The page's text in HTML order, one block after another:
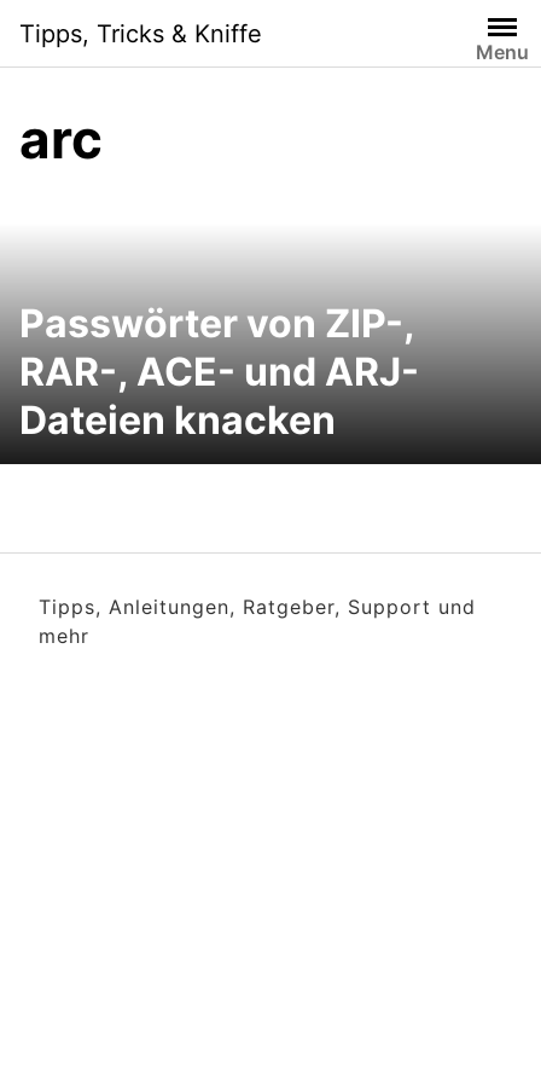
content
Tipps, Tricks & Kniffe
Menu
arc
Passwörter von ZIP-,
RAR-, ACE- und ARJ-
Dateien knacken
Tipps, Anleitungen, Ratgeber, Support und
mehr